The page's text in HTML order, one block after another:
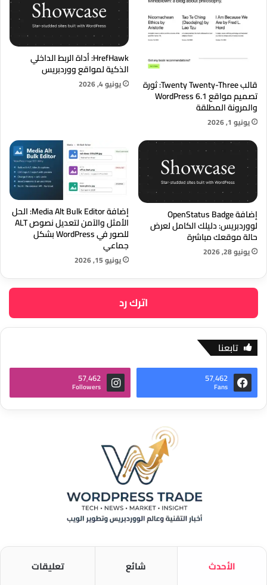
قالب Twenty Twenty-Three: ثورة
تصميم مواقع WordPress 6.1
والمرونة المطلقة
يونيو 1, 2026
HrefHawk: أداة الربط الداخلي
الذكية لمواقع ووردبريس
يونيو 4, 2026
إضافة OpenStatus Badge
لووردبريس: دليلك الكامل لعرض
حالة موقعك مباشرة
يونيو 28, 2026
إضافة Media Alt Bulk Editor: الحل
الأمثل والآمن لتعديل نصوص ALT
للصور في WordPress بشكل
جماعي
يونيو 15, 2026
اترك رد
تابعنا
57٬462
Fans
57٬462
Followers
الأحدث شائع تعليقات